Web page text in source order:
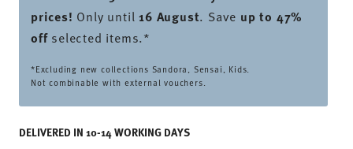
prices! Only until16 August. Save up to 47%
offselected items.*
*Excluding new collections Sandora, Sensai, Kids.
Not combinable with external vouchers.
DELIVERED IN 10-14 WORKING DAYS